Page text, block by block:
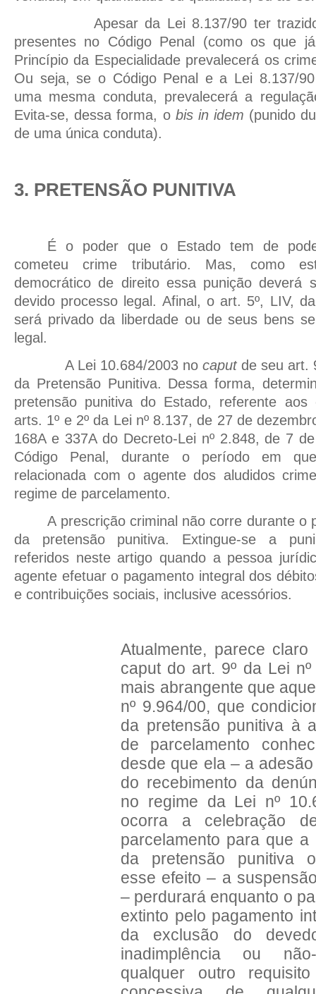
Apesar da Lei 8.137/90 ter trazido
presentes no Código Penal (como os que
Princípio da Especialidade prevalecerá os
Ou seja, se o Código Penal e a Lei 8.137/
uma mesma conduta, prevalecerá a
Evita-se, dessa forma, o bis in idem (punido
de uma única conduta).
3. PRETENSÃO PUNITIVA
É o poder que o Estado tem de
cometeu crime tributário. Mas, como
democrático de direito essa punição deverá
devido processo legal. Afinal, o art. 5º, LIV,
será privado da liberdade ou de seus bens
legal.
A Lei 10.684/2003 no caputde seu art.
da Pretensão Punitiva. Dessa forma,
pretensão punitiva do Estado, referente aos
arts. 1º e 2º da Lei nº 8.137, de 27 de
168A e 337A do Decreto-Lei nº 2.848, de 7
Código Penal, durante o período em
relacionada com o agente dos aludidos
regime de parcelamento.
A prescrição criminal não corre durante o
da pretensão punitiva. Extingue-se a
referidos neste artigo quando a pessoa
agente efetuar o pagamento integral dos
e contribuições sociais, inclusive acessórios.
Atualmente, parece
caput do art. 9º da Lei
mais abrangente que
nº 9.964/00, que
da pretensão punitiva à
de parcelamento
desde que ela – a
do recebimento da
no regime da Lei nº
ocorra a celebração
parcelamento para que a
da pretensão punitiva
esse efeito – a
– perdurará enquanto o
extinto pelo pagamento
da exclusão do
inadimplência ou
qualquer outro